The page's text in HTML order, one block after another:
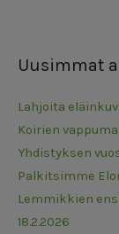
Uusimmat
Lahjoita
Koirien
Yhdistyksen
Palkitsimme
Lemmikkien
18.2.2026